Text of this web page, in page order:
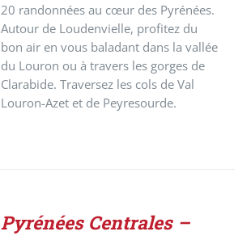
20 randonnées au cœur des Pyrénées.
Autour de Loudenvielle, profitez du
bon air en vous baladant dans la vallée
du Louron ou à travers les gorges de
Clarabide. Traversez les cols de Val
Louron-Azet et de Peyresourde.
Pyrénées Centrales –